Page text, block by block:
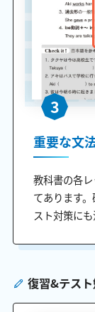
3
重要な文
教科書の各
てあります
スト対策にも
復習&テス